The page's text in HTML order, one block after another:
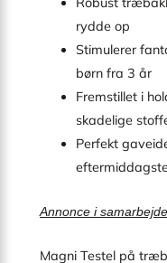
rydde op
Stimulerer
børn fra 3 år
Fremstillet i
skadelige
Perfekt
Annonce i
Magni Testel på